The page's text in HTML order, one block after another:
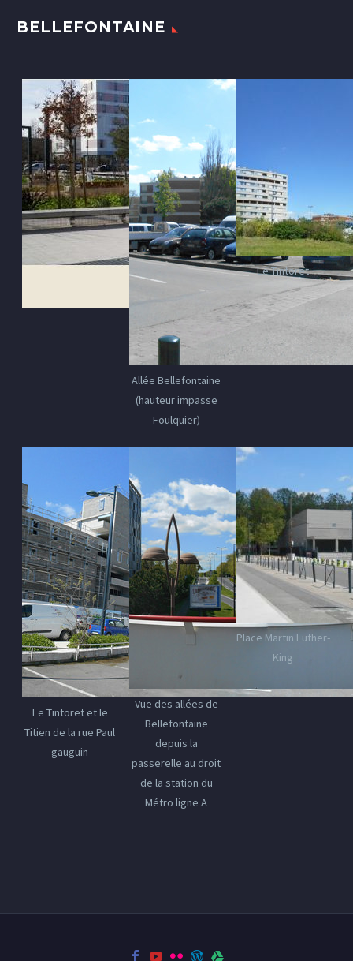
BELLEFONTAINE
Allée Bellefontaine
(hauteur impasse
Foulquier)
Le Tintoret
Le Tintoret et le
Titien de la rue Paul
gauguin
Vue des allées de
Bellefontaine
depuis la
passerelle au droit
de la station du
Métro ligne A
Place Martin Luther-
King